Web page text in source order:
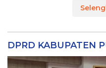
DPRD KABUPATEN